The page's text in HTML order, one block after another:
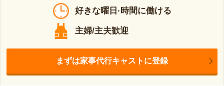
好きな曜日·時間に働ける
主婦/主夫歓迎
まずは家事代行キャストに登録